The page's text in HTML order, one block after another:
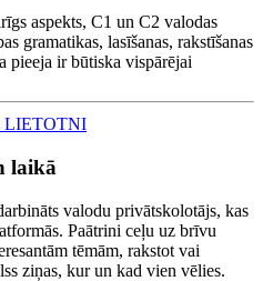
aspekts, C1 un C2 valodas
gramatikas, lasīšanas, rakstīšanas
pieeja ir būtiska vispārējai
LIETOTNI
laikā
valodu privātskolotājs, kas
Paātrini ceļu uz brīvu
tēmām, rakstot vai
ziņas, kur un kad vien vēlies.